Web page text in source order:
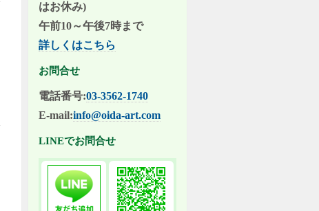
はお休み)
午前10～午後7時まで
詳しくはこちら
お問合せ
電話番号:03-3562-1740
E-mail:info@oida-art.com
LINEでお問合せ